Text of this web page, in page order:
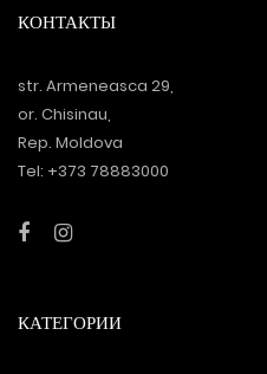
КОНТАКТЫ
str. Armeneasca 29,
or. Chisinau,
Rep. Moldova
Tel: +373 78883000
КАТЕГОРИИ